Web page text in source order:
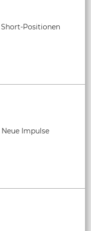
Positionen
Impulse